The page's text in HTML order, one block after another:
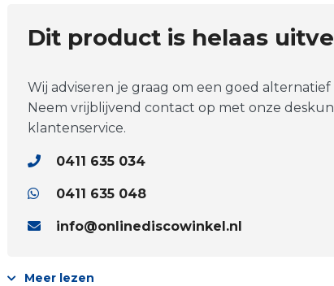
Dit product is helaas
Wij adviseren je graag om een goed alternatief
Neem vrijblijvend contact op met onze
klantenservice.
0411 635 034
0411 635 048
info@onlinediscowinkel.nl
Meer lezen